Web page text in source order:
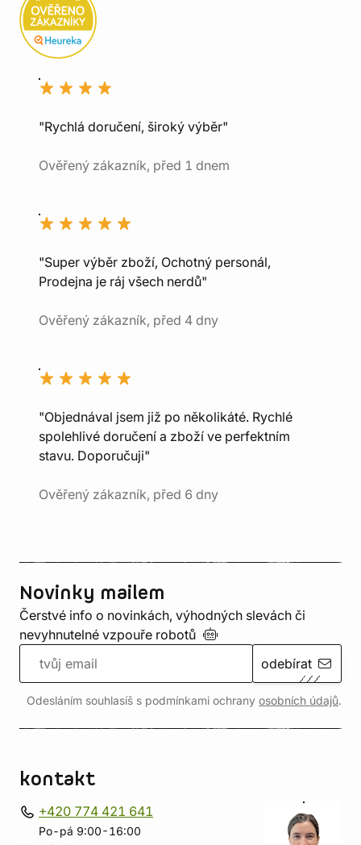
"Rychlá doručení, široký výběr"
Ověřený zákazník, před 1 dnem
"Super výběr zboží, Ochotný personál,
Prodejna je ráj všech nerdů"
Ověřený zákazník, před 4 dny
"Objednával jsem již po několikáté. Rychlé
spolehlivé doručení a zboží ve perfektním
stavu. Doporučuji"
Ověřený zákazník, před 6 dny
Novinky mailem
Čerstvé info o novinkách, výhodných slevách či
nevyhnutelné vzpouře robotů
odebírat
Odesláním souhlasíš s podmínkami ochrany osobních údajů.
kontakt
+420 774 421 641
Po-pá 9:00-16:00